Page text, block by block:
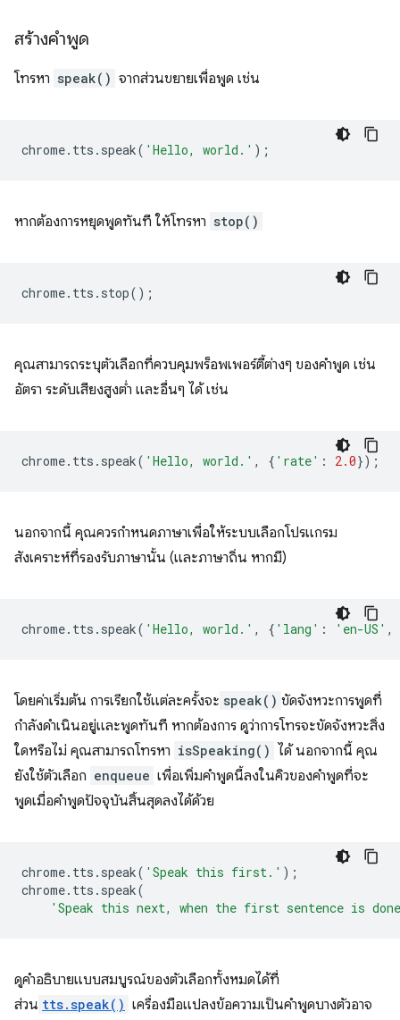
สร้างคำพูด
โทรหา speak() จากส่วนขยายเพื่อพูด เช่น
chrome. tts . speak( 'Hello, world.' );
หากต้องการหยุดพูดทันที ให้โทรหา stop()
chrome. tts . stop();
คุณสามารถระบุตัวเลือกที่ควบคุมพร็อพเพอร์ตี้ต่างๆ ของคำพูด เช่น
อัตรา ระดับเสียงสูงต่ำ และอื่นๆ ได้ เช่น
chrome. tts . speak( 'Hello, world.' , { 'rate' : 2.0});
นอกจากนี้ คุณควรกำหนดภาษาเพื่อให้ระบบเลือกโปรแกรม
สังเคราะห์ที่รองรับภาษานั้น (และภาษาถิ่น หากมี)
chrome. tts . speak( 'Hello, world.' , { 'lang' : 'en-US' ,
โดยค่าเริ่มต้น การเรียกใช้แต่ละครั้งจะ speak() ขัดจังหวะการพูดที่
กำลังดำเนินอยู่และพูดทันที หากต้องการ ดูว่าการโทรจะขัดจังหวะสิ่ง
ใดหรือไม่ คุณสามารถโทรหา isSpeaking() ได้ นอกจากนี้ คุณ
ยังใช้ตัวเลือก enqueue เพื่อเพิ่มคำพูดนี้ลงในคิวของคำพูดที่จะ
พูดเมื่อคำพูดปัจจุบันสิ้นสุดลงได้ด้วย
chrome. tts . speak( 'Speak this first.' );
chrome. tts . speak(
'Speak this next, when the first sentence is
ดูคำอธิบายแบบสมบูรณ์ของตัวเลือกทั้งหมดได้ที่
ส่วน tts.speak() เครื่องมือแปลงข้อความเป็นคำพูดบางตัวอาจ